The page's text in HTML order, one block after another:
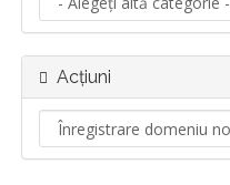
Acțiuni